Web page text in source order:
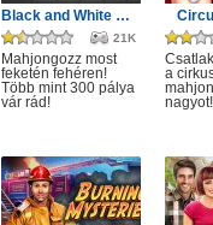
Black and White Mahjong 3
21K
Mahjongozz most
feketén fehéren!
Több mint 300 pálya
vár rád!
a
nagyot!